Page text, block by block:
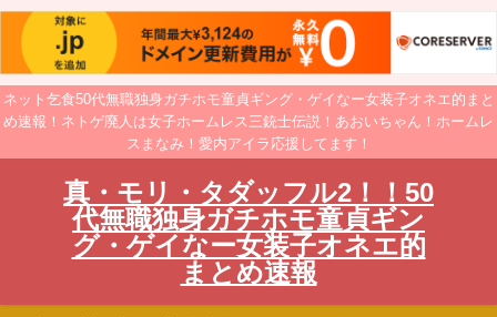
ネット乞食50代無職独身ガチホモ童貞ギング・ゲイなー女装子オネエ的まと
め速報！ネトゲ廃人は女子ホームレス三銃士伝説！あおいちゃん！ホームレ
スまなみ！愛内アイラ応援してます！
真・モリ・タダッフル2！！50
代無職独身ガチホモ童貞ギン
グ・ゲイなー女装子オネエ的
まとめ速報